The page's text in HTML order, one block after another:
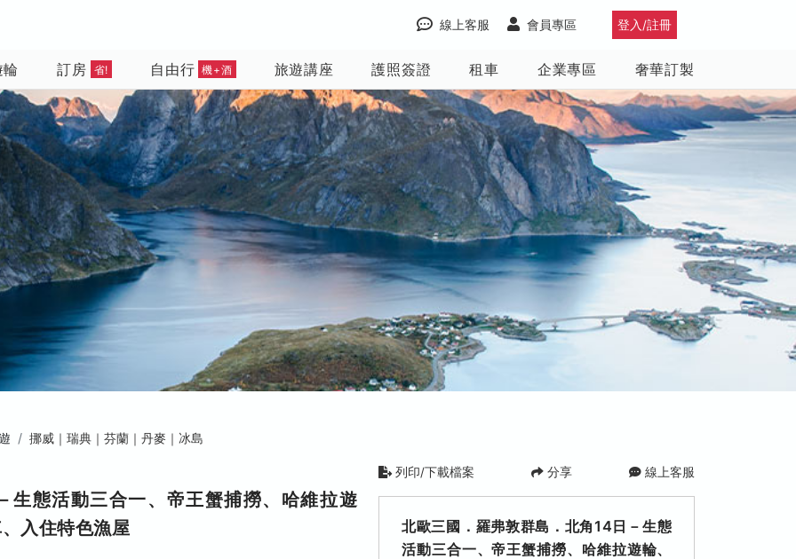
登入/註冊
會員專區
線上客服
訂房 省! 自由行 機+酒 旅遊講座 護照簽證 租車 企業專區 奢華訂製
挪威｜瑞典｜芬蘭｜丹麥｜冰島
生態活動三合一、帝王蟹捕撈、哈維拉遊
入住特色漁屋
列印/下載檔案 分享 線上客服
北歐三國．羅弗敦群島．北角14日－生態
活動三合一、帝王蟹捕撈、哈維拉遊輪、